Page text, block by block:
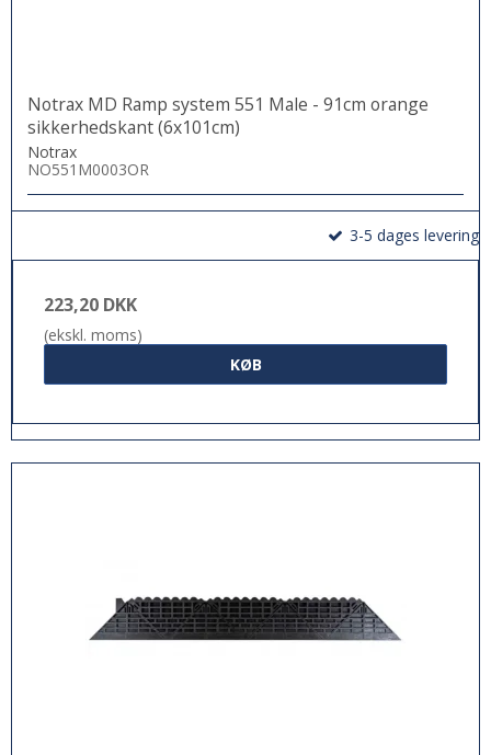
Notrax MD Ramp system 551 Male - 91cm orange
sikkerhedskant (6x101cm)
Notrax
NO551M0003OR
3-5 dages levering
223,20 DKK
(ekskl. moms)
KØB